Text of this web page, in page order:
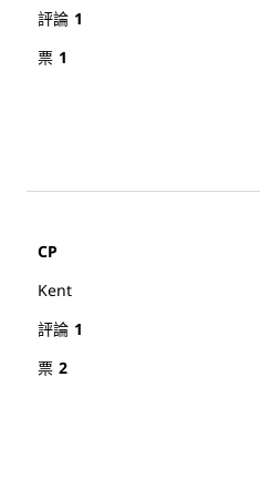
評論 1
票 1
CP
Kent
評論 1
票 2